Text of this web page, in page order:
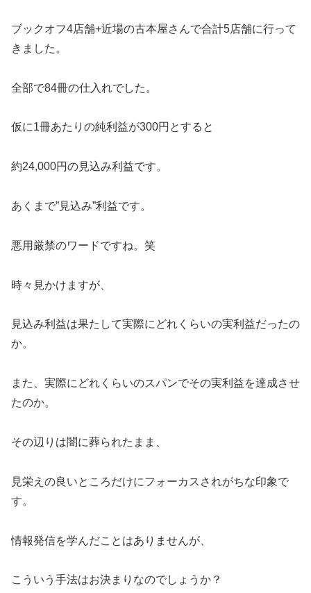
ブックオフ4店舗+近場の古本屋さんで合計5店舗に行って
きました。
全部で84冊の仕入れでした。
仮に1冊あたりの純利益が300円とすると
約24,000円の見込み利益です。
あくまで”見込み”利益です。
悪用厳禁のワードですね。笑
時々見かけますが、
見込み利益は果たして実際にどれくらいの実利益だったの
か。
また、実際にどれくらいのスパンでその実利益を達成させ
たのか。
その辺りは闇に葬られたまま、
見栄えの良いところだけにフォーカスされがちな印象で
す。
情報発信を学んだことはありませんが、
こういう手法はお決まりなのでしょうか？